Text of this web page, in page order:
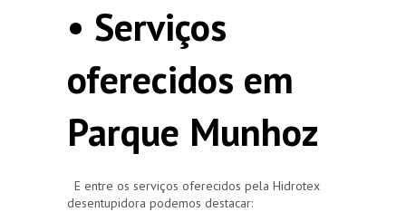
• Serviços
oferecidos em
Parque Munhoz
E entre os serviços oferecidos pela Hidrotex
desentupidora podemos destacar: